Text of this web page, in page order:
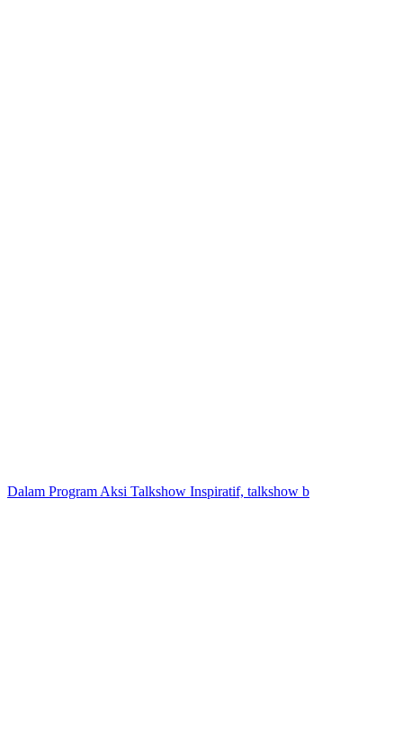
Dalam Program Aksi Talkshow Inspiratif, talkshow b